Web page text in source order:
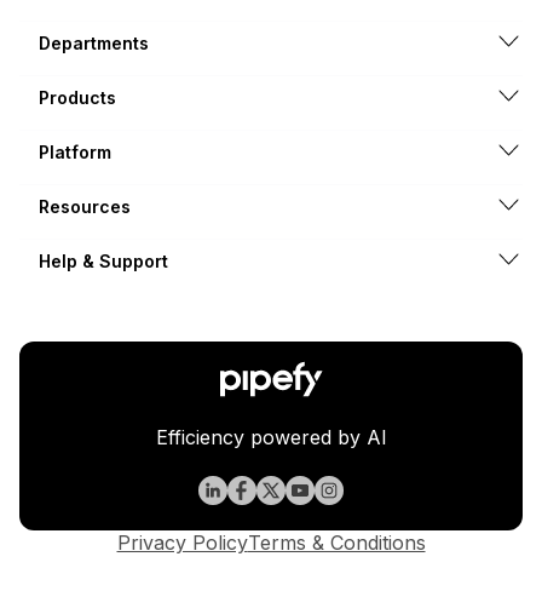
Departments
Products
Platform
Resources
Help & Support
Efficiency powered by AI
Privacy PolicyTerms & Conditions